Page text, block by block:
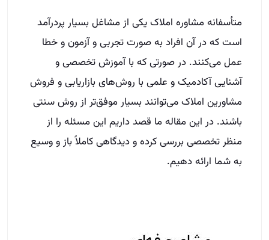
متأسفانه مشاوره املاک یکی از مشاغل بسیار پردرآمد
است که در آن افراد به صورت تجربی و آزمون و خطا
عمل می‌کنند. در صورتی که با آموزش تخصصی و
آشنایی آکادمیک و علمی با روش‌های بازاریابی و فروش
مشاورین املاک می‌توانند بسیار موفق‌تر از روش سنتی
باشند. در این مقاله ما قصد داریم این مسئله را از
منظر تخصصی بررسی کرده و دیدگاهی کاملاً باز و وسیع
به شما ارائه دهیم.